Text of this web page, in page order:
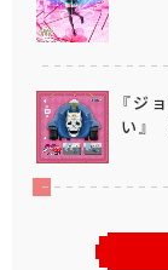
『ジ
い』